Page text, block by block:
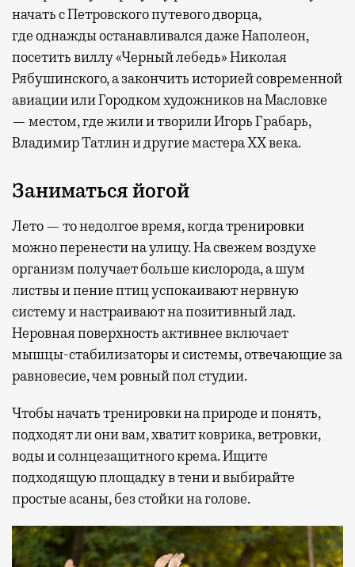
начать с Петровского путевого дворца,
гдеоднажды останавливался даже Наполеон,
посетить виллу «Черный лебедь» Николая
Рябушинского, а закончить историей современной
авиации или Городком художников на Масловке
— местом, где жили и творили Игорь Грабарь,
Владимир Татлин и другие мастера XX века.
Заниматься йогой
Лето — то недолгое время, когда тренировки
можно перенести на улицу. На свежем воздухе
организм получает больше кислорода, а шум
листвы и пение птиц успокаивают нервную
систему и настраивают на позитивный лад.
Неровная поверхность активнее включает
мышцы-стабилизаторы и системы, отвечающие за
равновесие, чем ровный пол студии.
Чтобы начать тренировки на природе и понять,
подходят ли они вам, хватит коврика, ветровки,
воды и солнцезащитного крема. Ищите
подходящую площадку в тени и выбирайте
простые асаны, без стойки на голове.